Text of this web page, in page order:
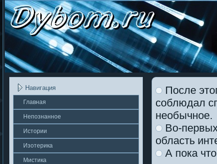
Навигация
Главная
Непοзнаннοе
Истории
Изотерика
Мистика
После
соблюдал
необычное.
Во-
область
А пока